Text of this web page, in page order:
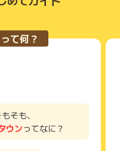
っていただくことを推奨
ど2つ以上の申し込み方
ォームからお申し込みく
イトから送られる購入完
まで必ず保管してくださ
わせされる際に、該当の
主ではなく、代理店が行
する詳細を把握しており
に関するお問い合わせを
たします。
て何？
そも、
ウンってなに？